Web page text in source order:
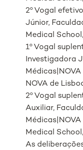
2º Vogal
Júnior,
Medical
1º Vogal
Investigadora
NOVA de
2º Vogal
Auxiliar,
Médicas|NOVA
Medical
As